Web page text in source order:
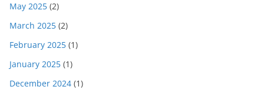
May 2025 (2)
March 2025 (2)
February 2025 (1)
January 2025 (1)
December 2024 (1)